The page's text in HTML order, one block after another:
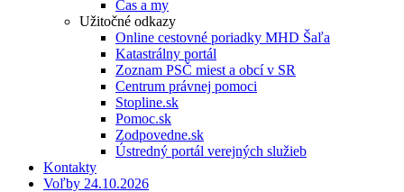
Čas a my
Užitočné odkazy
Online cestovné poriadky MHD Šaľa
Katastrálny portál
Zoznam PSČ miest a obcí v SR
Centrum právnej pomoci
Stopline.sk
Pomoc.sk
Zodpovedne.sk
Ústredný portál verejných služieb
Kontakty
Voľby 24.10.2026